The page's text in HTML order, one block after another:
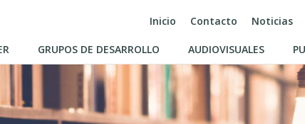
Inicio Contacto Noticias
GRUPOS DE DESARROLLO AUDIOVISUALES